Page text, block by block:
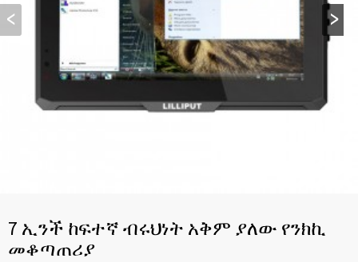
7 ኢንች ከፍተኛ ብሩህነት አቅም ያለው የንክኪ
መቆጣጠሪያ